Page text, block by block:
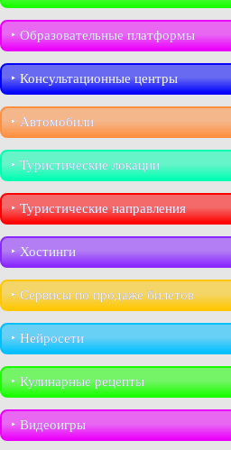
‣︎ Образовательные платформы
‣︎ Консультационные центры
‣︎ Автомобили
‣︎ Туристические локации
‣︎ Туристические направления
‣︎ Хостинги
‣︎ Сервисы по продаже билетов
‣︎ Нейросети
‣︎ Кулинарные рецепты
‣︎ Видеоигры